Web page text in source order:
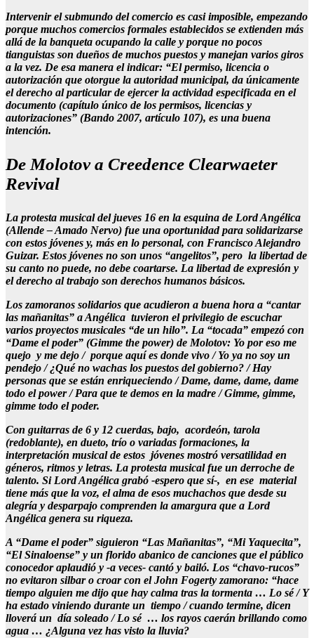
Intervenir el submundo del comercio es casi imposible, empezando
porque muchos comercios formales establecidos se extienden más
allá de la banqueta ocupando la calle y porque no pocos
tianguistas son dueños de muchos puestos y manejan varios giros
a la vez. De esa manera el indicar: “El permiso, licencia o
autorización que otorgue la autoridad municipal, da únicamente
el derecho al particular de ejercer la actividad especificada en el
documento (capítulo único de los permisos, licencias y
autorizaciones” (Bando 2007, artículo 107), es una buena
intención.
De Molotov a Creedence Clearwaeter
Revival
La protesta musical del jueves 16 en la esquina de Lord Angélica
(Allende – Amado Nervo) fue una oportunidad para solidarizarse
con estos jóvenes y, más en lo personal, con Francisco Alejandro
Guizar. Estos jóvenes no son unos “angelitos”, pero la libertad de
su canto no puede, no debe coartarse. La libertad de expresión y
el derecho al trabajo son derechos humanos básicos.
Los zamoranos solidarios que acudieron a buena hora a “cantar
las mañanitas” a Angélica tuvieron el privilegio de escuchar
varios proyectos musicales “de un hilo”. La “tocada” empezó con
“Dame el poder” (Gimme the power) de Molotov: Yo por eso me
quejo y me dejo / porque aquí es donde vivo / Yo ya no soy un
pendejo / ¿Qué no wachas los puestos del gobierno? / Hay
personas que se están enriqueciendo / Dame, dame, dame, dame
todo el power / Para que te demos en la madre / Gimme, gimme,
gimme todo el poder.
Con guitarras de 6 y 12 cuerdas, bajo, acordeón, tarola
(redoblante), en dueto, trío o variadas formaciones, la
interpretación musical de estos jóvenes mostró versatilidad en
géneros, ritmos y letras. La protesta musical fue un derroche de
talento. Si Lord Angélica grabó -espero que sí-, en ese material
tiene más que la voz, el alma de esos muchachos que desde su
alegría y desparpajo comprenden la amargura que a Lord
Angélica genera su riqueza.
A “Dame el poder” siguieron “Las Mañanitas”, “Mi Yaquecita”,
“El Sinaloense” y un florido abanico de canciones que el público
conocedor aplaudió y -a veces- cantó y bailó. Los “chavo-rucos”
no evitaron silbar o croar con el John Fogerty zamorano: “hace
tiempo alguien me dijo que hay calma tras la tormenta … Lo sé / Y
ha estado viniendo durante un tiempo / cuando termine, dicen
lloverá un día soleado / Lo sé … los rayos caerán brillando como
agua … ¿Alguna vez has visto la lluvia?